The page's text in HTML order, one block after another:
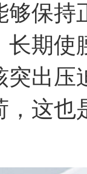
够保持
长期使
突出压
，这也